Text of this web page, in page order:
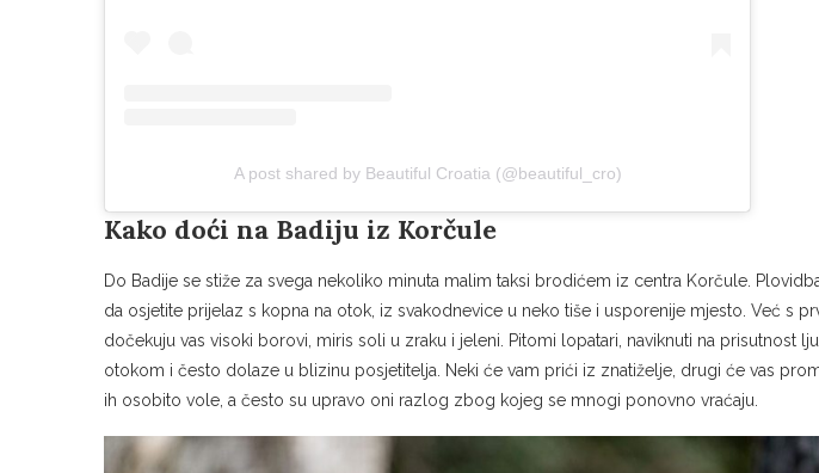
A post shared by Beautiful Croatia (@beautiful_cro)
Kako doći na Badiju iz Korčule
Do Badije se stiže za svega nekoliko minuta malim taksi brodićem iz centra Korčule.
da osjetite prijelaz s kopna na otok, iz svakodnevice u neko tiše i usporenije mjesto. Već s
dočekuju vas visoki borovi, miris soli u zraku i jeleni. Pitomi lopatari, naviknuti na prisutnost
otokom i često dolaze u blizinu posjetitelja. Neki će vam prići iz znatiželje, drugi će vas
ih osobito vole, a često su upravo oni razlog zbog kojeg se mnogi ponovno vraćaju.